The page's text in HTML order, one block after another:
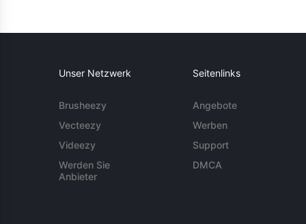
Unser Netzwerk
Brusheezy
Vecteezy
Videezy
Werden Sie
Anbieter
Seitenlinks
Angebote
Werben
Support
DMCA